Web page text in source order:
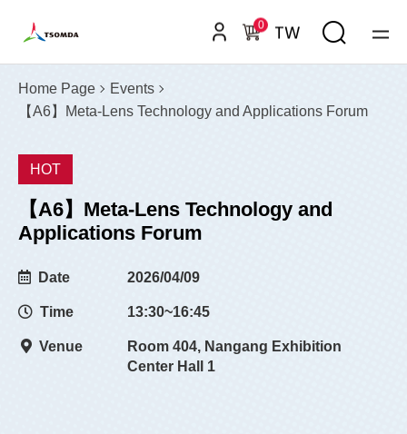
0 TW
Home Page
Events
【A6】Meta-Lens Technology and Applications Forum
HOT
【A6】Meta-Lens Technology and
Applications Forum
Date 2026/04/09
Time 13:30~16:45
Venue
Room 404, Nangang Exhibition
Center Hall 1